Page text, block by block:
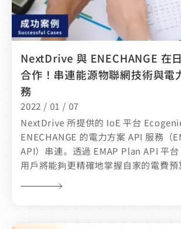
NextDrive 與 ENECHANGE 在
合作！串連能源物聯網技術與電
務
2022 / 01 / 07
NextDrive 所提供的 IoE 平台
ENECHANGE 的電力方案 API 服務（
API）串連。透過 EMAP Plan API 平
用戶將能夠更精確地掌握自家的電費預